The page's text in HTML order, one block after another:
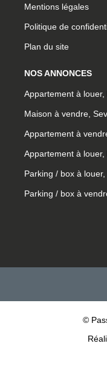
Mentions légales
Politique de
Plan du site
NOS ANNONCES
Appartement à louer,
Maison à vendre,
Appartement à
Appartement à louer,
Parking / box à
Parking / box à
©